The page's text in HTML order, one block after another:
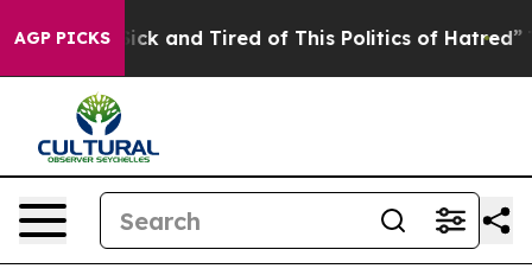
AGP PICKS
Sick and Tired of This Politics of Hatred” The